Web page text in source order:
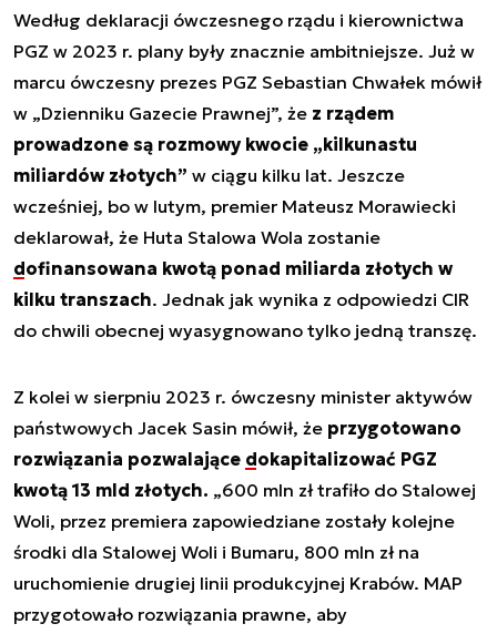
Według deklaracji ówczesnego rządu i kierownictwa
PGZ w 2023 r. plany były znacznie ambitniejsze. Już w
marcu ówczesny prezes PGZ Sebastian Chwałek mówił
w „Dzienniku Gazecie Prawnej”, że z rządem
prowadzone są rozmowy kwocie „kilkunastu
miliardów złotych” w ciągu kilku lat. Jeszcze
wcześniej, bo w lutym, premier Mateusz Morawiecki
deklarował, że Huta Stalowa Wola zostanie
dofinansowana kwotą ponad miliarda złotych w
kilku transzach. Jednak jak wynika z odpowiedzi CIR
do chwili obecnej wyasygnowano tylko jedną transzę.
Z kolei w sierpniu 2023 r. ówczesny minister aktywów
państwowych Jacek Sasin mówił, że przygotowano
rozwiązania pozwalające dokapitalizować PGZ
kwotą 13 mld złotych. „600 mln zł trafiło do Stalowej
Woli, przez premiera zapowiedziane zostały kolejne
środki dla Stalowej Woli i Bumaru, 800 mln zł na
uruchomienie drugiej linii produkcyjnej Krabów. MAP
przygotowało rozwiązania prawne, aby